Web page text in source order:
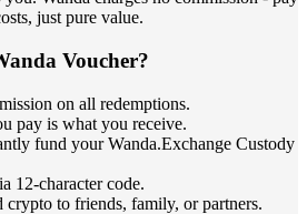
just pure value.
Voucher?
on all redemptions.
pay is what you receive.
fund your Wanda.Exchange Custody
12-character code.
crypto to friends, family, or partners.